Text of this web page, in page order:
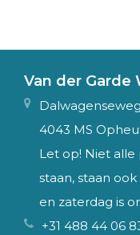
Van der Garde
4043 MS
Let op! Niet
staan, staan
en zaterdag is
+31 488 44 06